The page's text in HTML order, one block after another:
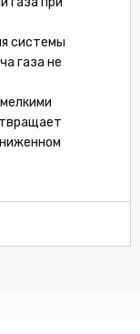
системы
газа не